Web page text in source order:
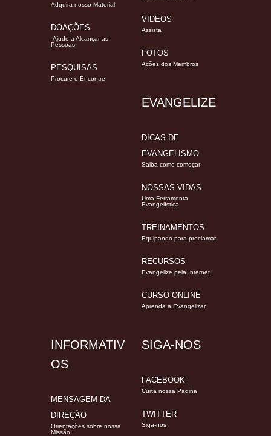
Adquira nosso Material
DOAÇÕES
Ajude a Alcançar as
Pessoas
PESQUISAS
Procure e Encontre
VIDEOS
Assista
FOTOS
Ações dos Membros
EVANGELIZE
DICAS DE
EVANGELISMO
Saiba como começar
NOSSAS VIDAS
Uma Ferramenta
Evangelística
TREINAMENTOS
Equipando para proclamar
RECURSOS
Evangelize pela Internet
CURSO ONLINE
Aprenda a Evangelizar
INFORMATIV
OS
MENSAGEM DA
DIREÇÃO
Orientações sobre nossa
Missão
SIGA-NOS
FACEBOOK
Curta nossa Pagina
TWITTER
Siga-nos